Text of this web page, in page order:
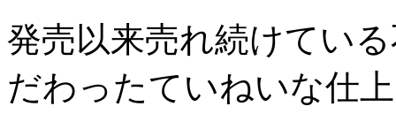
発売以来売れ続けてい
だわったていねいな仕